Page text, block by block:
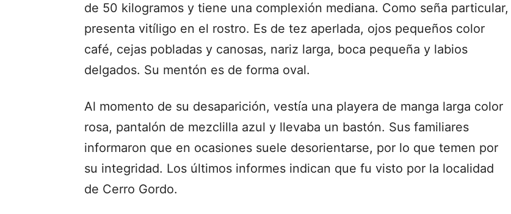
de 50 kilogramos y tiene una complexión mediana. Como seña particular,
presenta vitíligo en el rostro. Es de tez aperlada, ojos pequeños color
café, cejas pobladas y canosas, nariz larga, boca pequeña y labios
delgados. Su mentón es de forma oval.
Al momento de su desaparición, vestía una playera de manga larga color
rosa, pantalón de mezclilla azul y llevaba un bastón. Sus familiares
informaron que en ocasiones suele desorientarse, por lo que temen por
su integridad. Los últimos informes indican que fu visto por la localidad
de Cerro Gordo.